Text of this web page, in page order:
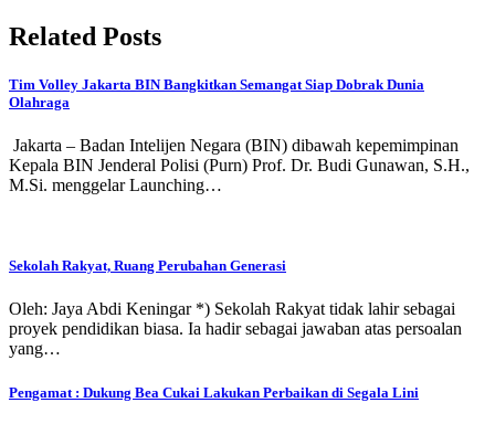
Related Posts
Tim Volley Jakarta BIN Bangkitkan Semangat Siap Dobrak Dunia
Olahraga
Jakarta – Badan Intelijen Negara (BIN) dibawah kepemimpinan
Kepala BIN Jenderal Polisi (Purn) Prof. Dr. Budi Gunawan, S.H.,
M.Si. menggelar Launching…
Sekolah Rakyat, Ruang Perubahan Generasi
Oleh: Jaya Abdi Keningar *) Sekolah Rakyat tidak lahir sebagai
proyek pendidikan biasa. Ia hadir sebagai jawaban atas persoalan
yang…
Pengamat : Dukung Bea Cukai Lakukan Perbaikan di Segala Lini